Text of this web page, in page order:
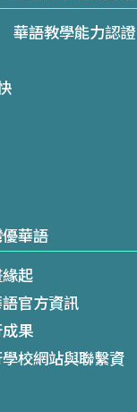
華語教學能力認證
華語
起
官方資訊
果
校網站與聯繫資